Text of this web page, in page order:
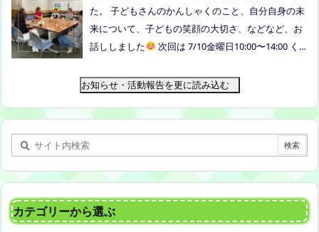
7月28日（火）10:00~13:00頃 場所：玉島某所 参加
に達し次第締め切らせていただきます。 ※申し込み
をされた方は場所を個別にメールでお伝えします。
内容：いつもの座談会とは違う場所でこじんまりと
年7月24日（金）17:00まで お申し込みはこちら
h
た。 子どもさんのかんしゃくのこと、自分自身の未
来について、子どもの笑顔の大切さ、などなど、お
話ししました
次回は 7/10金曜日10:00〜14:00 く
お知らせ・活動報告を更に読み込む
カテゴリーから選ぶ